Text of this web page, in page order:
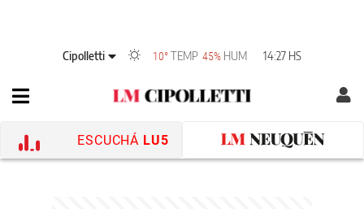
Cipolletti 10°TEMP 45% HUM 14:27 HS
ESCUCHÁ LU5